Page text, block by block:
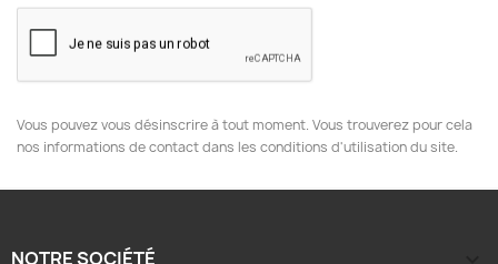
Vous pouvez vous désinscrire à tout moment. Vous trouverez pour cela
nos informations de contact dans les conditions d'utilisation du site.
NOTRE SOCIÉTÉ